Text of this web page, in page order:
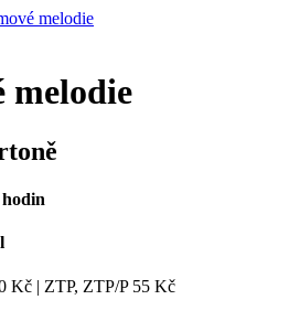
melodie
melodie
Kč | ZTP, ZTP/P 55 Kč